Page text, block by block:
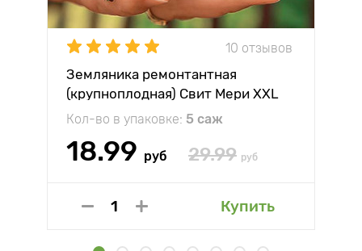
10 отзывов
Земляника ремонтантная
(крупноплодная) Свит Мери XXL
Кол-во в упаковке: 5 саж
18.99 руб 29.99 руб
Купить